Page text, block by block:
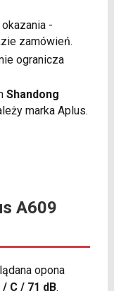
-
zamówień.
ogranicza
Shandong
marka Aplus.
A609
opona
/ C / 71 dB.